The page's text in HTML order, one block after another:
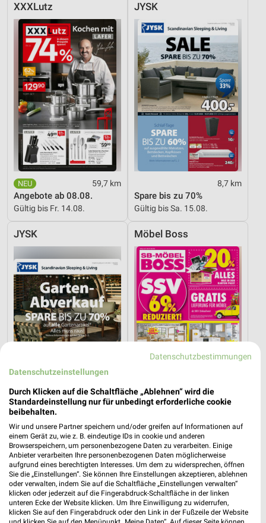
XXXLutz
59,7 km
Angebote ab 08.08.
Gültig bis Fr. 14.08.
JYSK
8,7 km
Spare bis zu 70%
Gültig bis Sa. 15.08.
JYSK
Gartenabverkauf
Gültig bis Sa. 15.08.
Möbel Boss
Angebote ab 03.08.
Noch heute gültig
porta porta
Datenschutzbestimmungen
Datenschutzeinstellungen
Durch Klicken auf die Schaltfläche „Ablehnen“ wird die
Standardeinstellung nur für unbedingt erforderliche cookie
beibehalten.
Wir und unsere Partner speichern und/oder greifen auf Informationen auf
einem Gerät zu, wie z. B. eindeutige IDs in cookie und anderen
Browserspeichern, um personenbezogene Daten zu verarbeiten. Einige
Anbieter verarbeiten Ihre personenbezogenen Daten möglicherweise
aufgrund eines berechtigten Interesses. Um dem zu widersprechen, öffnen
Sie die „Einstellungen“. Sie können Ihre Einstellungen akzeptieren, ablehnen
oder verwalten, indem Sie auf die Schaltfläche „Einstellungen verwalten“
klicken oder jederzeit auf die Fingerabdruck-Schaltfläche in der linken
unteren Ecke der Website klicken. Um Ihre Einwilligung zu widerrufen,
klicken Sie auf den Fingerabdruck oder den Link in der Fußzeile der Website